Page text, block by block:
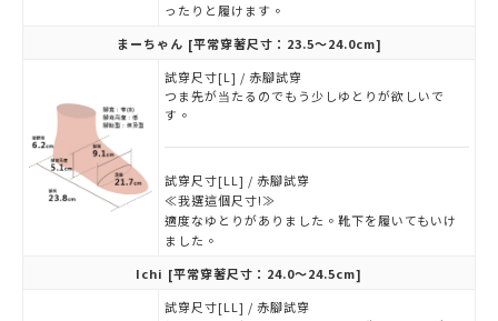
ったりと履けます。
まーちゃん [平常穿著尺寸：23.5～24.0cm]
試穿尺寸[L] / 赤腳試穿
つま先が当たるのでもう少しゆとりが欲しいで
す。
試穿尺寸[LL] / 赤腳試穿
≪我選這個尺寸!≫
適度なゆとりがありました。靴下を履いてもいけ
ました。
Ichi [平常穿著尺寸：24.0～24.5cm]
試穿尺寸[LL] / 赤腳試穿